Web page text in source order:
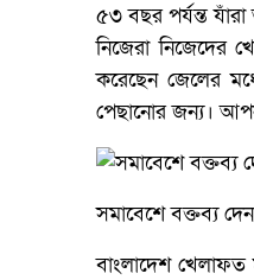
৫৩ বছর পর্যন্ত
নিজেরা
করেছেন জেলের
পেছানোর জন্য।
সমাবেশে বক্তব্য
বাংলাদেশ খেলাফত